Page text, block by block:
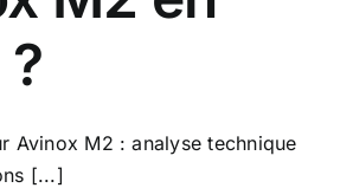
Avinox M2 : analyse technique
[...]